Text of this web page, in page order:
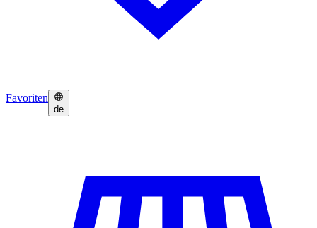
Favoriten
de